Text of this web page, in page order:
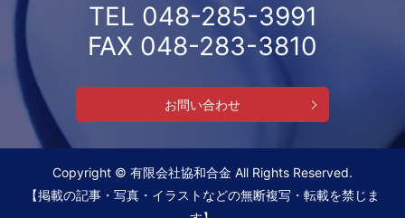
TEL 048-285-3991
FAX 048-283-3810
お問い合わせ
Copyright © 有限会社協和合金 All Rights Reserved.
【掲載の記事・写真・イラストなどの無断複写・転載を禁じま